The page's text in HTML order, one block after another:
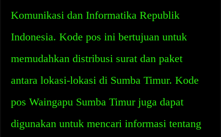
Komunikasi dan Informatika Republik
Indonesia. Kode pos ini bertujuan untuk
memudahkan distribusi surat dan paket
antara lokasi-lokasi di Sumba Timur. Kode
pos Waingapu Sumba Timur juga dapat
digunakan untuk mencari informasi tentang